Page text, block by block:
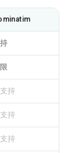
持
持
持